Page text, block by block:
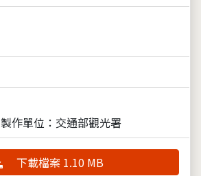
製作單位：交通部觀光署
下載檔案 1.10 MB